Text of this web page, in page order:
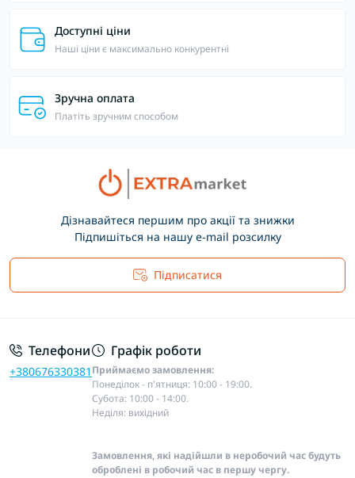
Доступні ціни
Наші ціни є максимально конкурентні
Зручна оплата
Платіть зручним способом
Дізнавайтеся першим про акції та знижки
Підпишіться на нашу e-mail розсилку
Підписатися
Телефони
+380676330381
Графік роботи
Приймаємо замовлення:
Понеділок - п'ятниця: 10:00 - 19:00.
Субота: 10:00 - 14:00.
Неділя: вихідний
Замовлення, які надійшли в неробочий час будуть
оброблені в робочий час в першу чергу.